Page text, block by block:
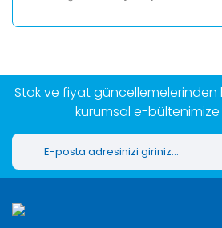
Stok ve fiyat
kurumsal e-bültenimize